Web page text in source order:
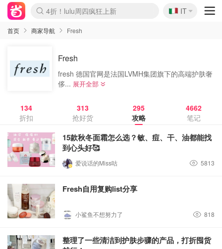
Boticinal 夏促开抢！
4折！lulu周四疯狂上新
速领！Stanley独家85折
Zalando 奥莱闪促！每日更新
🇮🇹
IT
首页 商家导航 Fresh
Fresh
fresh 德国官网是法国LVMH集团旗下的高端护肤奢
侈... 展开全部
134
折扣
313
抢好货
295
攻略
4662
笔记
15款秋冬面霜怎么选？敏、痘、干、油都能找
到心头好🥰
爱说话的Miss咕 5813
Fresh自用复购list分享
小鲨鱼不想努力了 818
整理了一些清洁到护肤步骤的产品，打折囤货